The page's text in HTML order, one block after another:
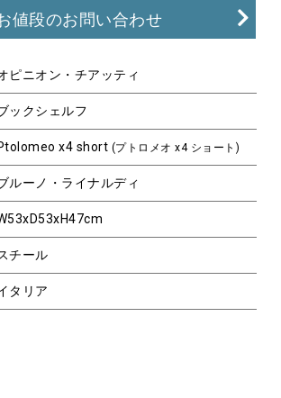
値段のお問い合わせ
ピニオン・チアッティ
ックシェルフ
x4 short (プトロメオ x4 ショート)
ルーノ・ライナルディ
チール
タリア